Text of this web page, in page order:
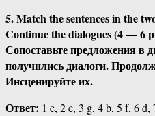
5. Match the sentences in the
Continue the dialogues (4 — 6
Сопоставьте предложения в
получились диалоги.
Инсценируйте их.
Ответ: 1 e, 2 c, 3 g, 4 b, 5 f, 6 d,